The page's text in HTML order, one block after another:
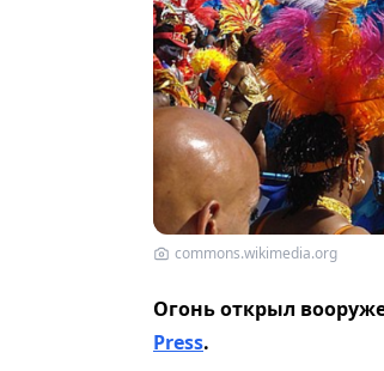
commons.wikimedia.org
Огонь открыл
Press.